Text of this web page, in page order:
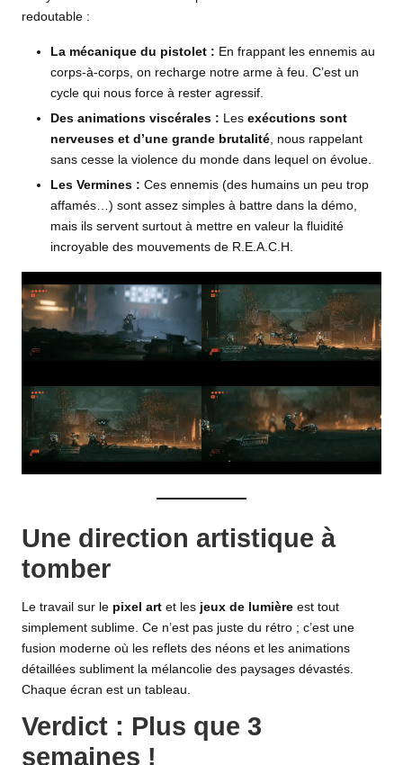
redoutable :
La mécanique du pistolet : En frappant les ennemis au
corps-à-corps, on recharge notre arme à feu. C’est un
cycle qui nous force à rester agressif.
Des animations viscérales : Les exécutions sont
nerveuses et d’une grande brutalité, nous rappelant
sans cesse la violence du monde dans lequel on évolue.
Les Vermines : Ces ennemis (des humains un peu trop
affamés…) sont assez simples à battre dans la démo,
mais ils servent surtout à mettre en valeur la fluidité
incroyable des mouvements de R.E.A.C.H.
Une direction artistique à
tomber
Le travail sur le pixel art et les jeux de lumière est tout
simplement sublime. Ce n’est pas juste du rétro ; c’est une
fusion moderne où les reflets des néons et les animations
détaillées subliment la mélancolie des paysages dévastés.
Chaque écran est un tableau.
Verdict : Plus que 3
semaines !